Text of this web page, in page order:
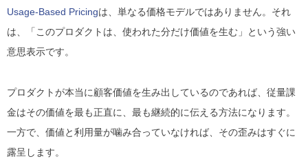
Usage-Based Pricingは、単なる価格モデルではありません。それ
は、「このプロダクトは、使われた分だけ価値を生む」という強い
意思表示です。
プロダクトが本当に顧客価値を生み出しているのであれば、従量課
金はその価値を最も正直に、最も継続的に伝える方法になります。
一方で、価値と利用量が噛み合っていなければ、その歪みはすぐに
露呈します。